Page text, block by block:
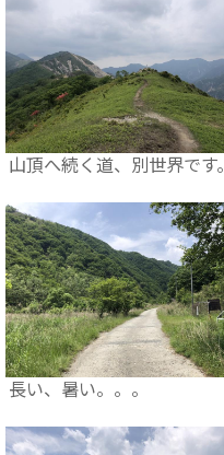
山頂へ続く道、別世界です。
長い、暑い。。。